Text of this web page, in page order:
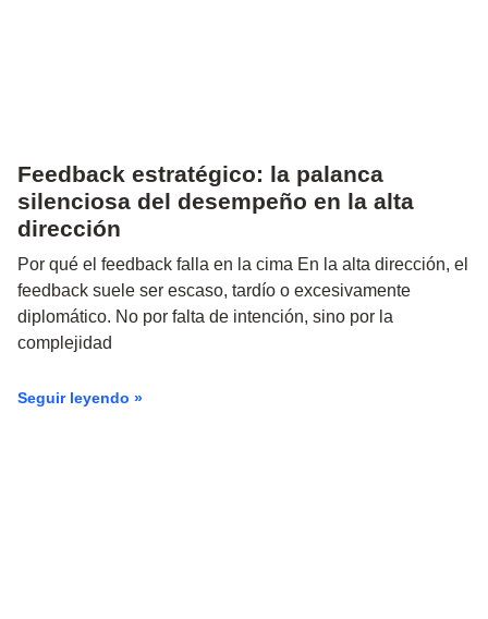
Feedback estratégico: la palanca
silenciosa del desempeño en la alta
dirección
Por qué el feedback falla en la cima En la alta dirección, el
feedback suele ser escaso, tardío o excesivamente
diplomático. No por falta de intención, sino por la
complejidad
Seguir leyendo »